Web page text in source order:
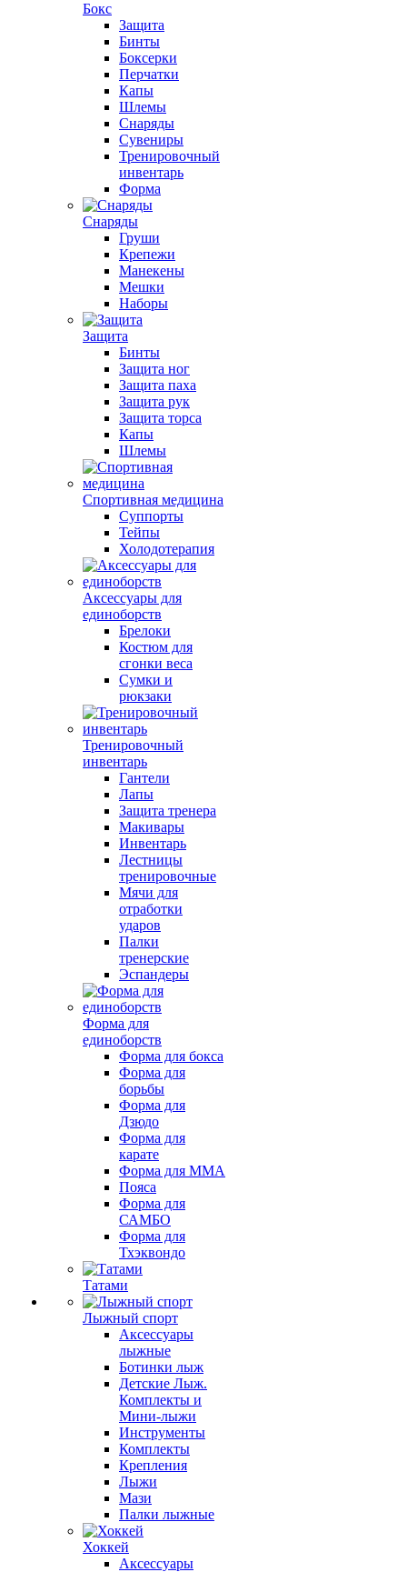
Бокс
Защита
Бинты
Боксерки
Перчатки
Капы
Шлемы
Снаряды
Сувениры
Тренировочный
инвентарь
Форма
Снаряды
Груши
Крепежи
Манекены
Мешки
Наборы
Защита
Бинты
Защита ног
Защита паха
Защита рук
Защита торса
Капы
Шлемы
Спортивная медицина
Суппорты
Тейпы
Холодотерапия
Аксессуары для
единоборств
Брелоки
Костюм для
сгонки веса
Сумки и
рюкзаки
Тренировочный
инвентарь
Гантели
Лапы
Защита тренера
Макивары
Инвентарь
Лестницы
тренировочные
Мячи для
отработки
ударов
Палки
тренерские
Эспандеры
Форма для
единоборств
Форма для бокса
Форма для
борьбы
Форма для
Дзюдо
Форма для
карате
Форма для MMA
Пояса
Форма для
САМБО
Форма для
Тхэквондо
Татами
Лыжный спорт
Аксессуары
лыжные
Ботинки лыж
Детские Лыж.
Комплекты и
Мини-лыжи
Инструменты
Комплекты
Крепления
Лыжи
Мази
Палки лыжные
Хоккей
Аксессуары